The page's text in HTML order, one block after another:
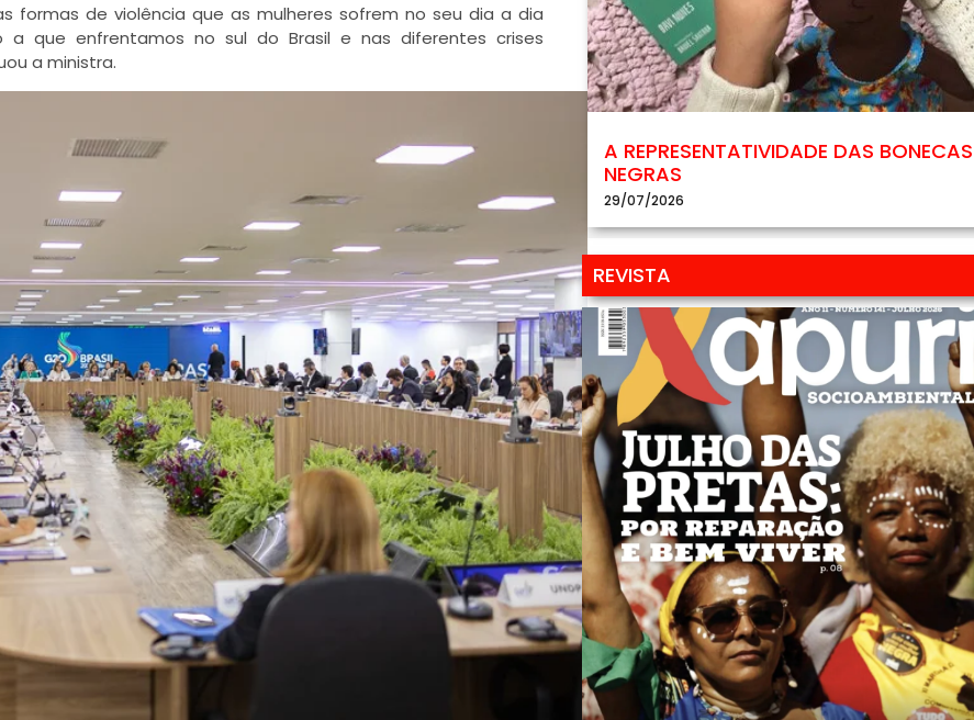
formas de violência que as mulheres sofrem no seu dia a dia
que enfrentamos no sul do Brasil e nas diferentes crises
a ministra.
A REPRESENTATIVIDADE DAS BONECAS
NEGRAS
29/07/2026
REVISTA